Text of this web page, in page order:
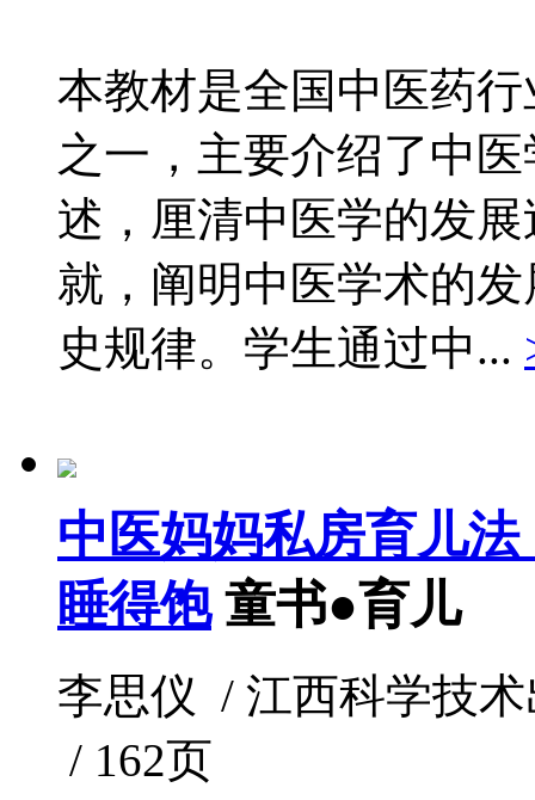
本教材是全国中医药
之一，主要介绍了中
述，厘清中医学的发
就，阐明中医学术的
史规律。学生通过中...
中医妈妈私房育儿
睡得饱 童书●育儿
李思仪 / 江西科学技
/ 162页